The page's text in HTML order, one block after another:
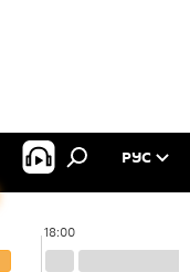
РУС
18:00